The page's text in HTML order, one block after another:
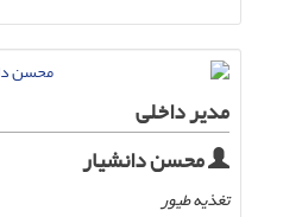
مدیر داخلی
محسن دانشیار
تغذیه طیور